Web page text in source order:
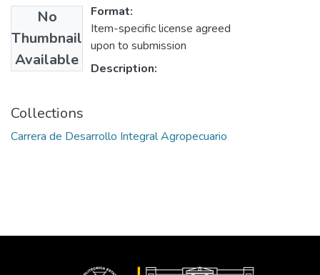
No
Thumbnail
Available
Format:
Item-specific license agreed
upon to submission
Description:
Collections
Carrera de Desarrollo Integral Agropecuario